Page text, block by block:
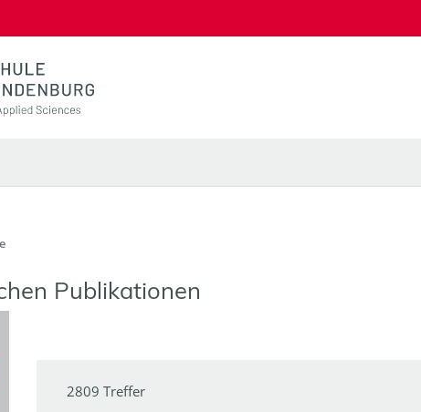
Publikationen
2809 Treffer